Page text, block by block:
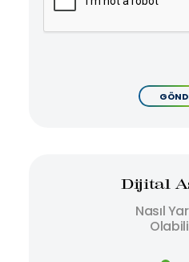
Dijital
Nasıl